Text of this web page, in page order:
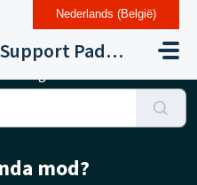
Support Paddle Drupal 11
mod?
Nederlands (België)